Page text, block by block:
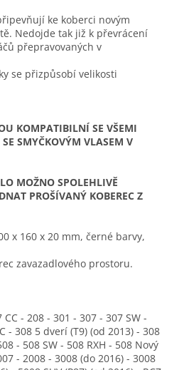
ke koberci novým
Nedojde tak již k převrácení
přepravovaných v
se přizpůsobí velikosti
KOMPATIBILNÍ SE VŠEMI
SMYČKOVÝM VLASEM V
MOŽNO SPOLEHLIVĚ
PROŠÍVANÝ KOBEREC Z
x 160 x 20 mm, černé barvy,
zavazadlového prostoru.
- 208 - 301 - 307 - 307 SW -
- 308 5 dverí (T9) (od 2013) - 308
- 508 SW - 508 RXH - 508 Nový
- 2008 - 3008 (do 2016) - 3008